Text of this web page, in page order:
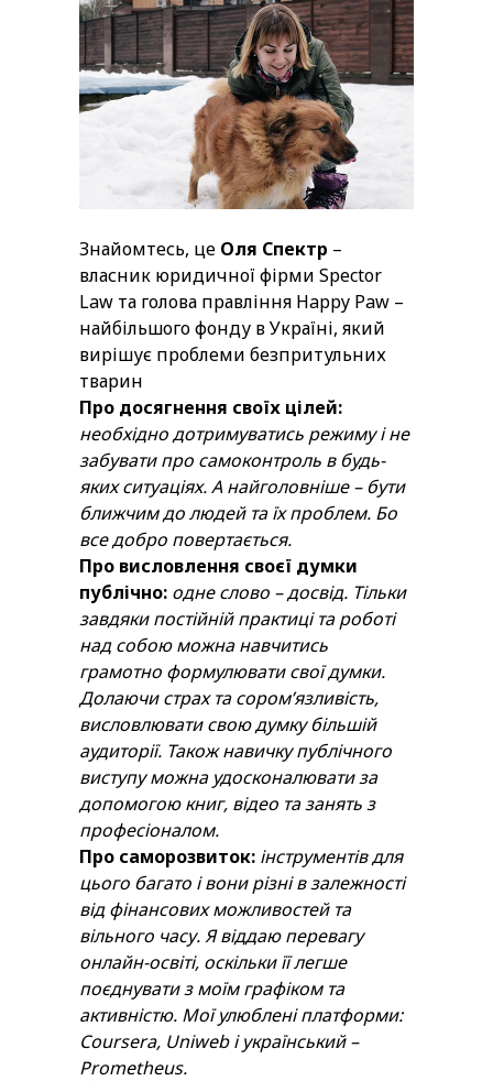
Знайомтесь, це Оля Спектр –
власник юридичної фірми Spector
Law та голова правління Happy Paw –
найбільшого фонду в Україні, який
вирішує проблеми безпритульних
тварин
Про досягнення своїх цілей:
необхідно дотримуватись режиму і не
забувати про самоконтроль в будь-
яких ситуаціях. А найголовніше – бути
ближчим до людей та їх проблем. Бо
все добро повертається.
Про висловлення своєї думки
публічно: одне слово – досвід. Тільки
завдяки постійній практиці та роботі
над собою можна навчитись
грамотно формулювати свої думки.
Долаючи страх та сором’язливість,
висловлювати свою думку більшій
аудиторії. Також навичку публічного
виступу можна удосконалювати за
допомогою книг, відео та занять з
професіоналом.
Про саморозвиток: інструментів для
цього багато і вони різні в залежності
від фінансових можливостей та
вільного часу. Я віддаю перевагу
онлайн-освіті, оскільки її легше
поєднувати з моїм графіком та
активністю. Мої улюблені платформи:
Coursera, Uniwebі український –
Prometheus.